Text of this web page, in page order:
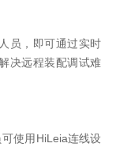
员，即可通过实时
决远程装配调试难
使用HiLeia连线设